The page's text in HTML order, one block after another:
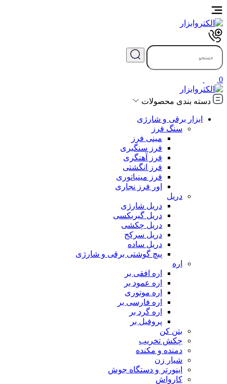
0
دسته بندی محصولات
ابزار برقی و شارژی
سنگ فرز
مینی فرز
فرز سنگبری
فرز آهنگری
فرز انگشتی
فرز مینیاتوری
اور فرز نجاری
دریل
دریل شارژی
دریل گیربکسی
دریل چکشی
دریل سرکج
دریل ساده
پیچ گوشتی برقی و شارژی
اره
اره افقی بر
اره عمود بر
اره موتوری
اره فارسی بر
اره گرد بر
پروفیل بر
بتن کن
چکش تخریب
دمنده و مکنده
شیار زن
اینورتر و دستگاه جوش
کارواش